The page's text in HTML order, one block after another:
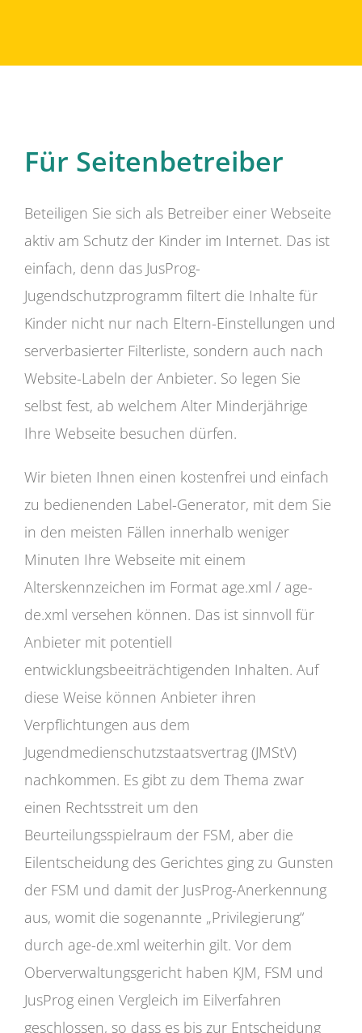
Für Seitenbetreiber
Beteiligen Sie sich als Betreiber einer Webseite
aktiv am Schutz der Kinder im Internet. Das ist
einfach, denn das JusProg-
Jugendschutzprogramm filtert die Inhalte für
Kinder nicht nur nach Eltern-Einstellungen und
serverbasierter Filterliste, sondern auch nach
Website-Labeln der Anbieter. So legen Sie
selbst fest, ab welchem Alter Minderjährige
Ihre Webseite besuchen dürfen.
Wir bieten Ihnen einen kostenfrei und einfach
zu bedienenden Label-Generator, mit dem Sie
in den meisten Fällen innerhalb weniger
Minuten Ihre Webseite mit einem
Alterskennzeichen im Format age.xml / age-
de.xml versehen können. Das ist sinnvoll für
Anbieter mit potentiell
entwicklungsbeeiträchtigenden Inhalten. Auf
diese Weise können Anbieter ihren
Verpflichtungen aus dem
Jugendmedienschutzstaatsvertrag (JMStV)
nachkommen. Es gibt zu dem Thema zwar
einen Rechtsstreit um den
Beurteilungsspielraum der FSM, aber die
Eilentscheidung des Gerichtes ging zu Gunsten
der FSM und damit der JusProg-Anerkennung
aus, womit die sogenannte „Privilegierung“
durch age-de.xml weiterhin gilt. Vor dem
Oberverwaltungsgericht haben KJM, FSM und
JusProg einen Vergleich im Eilverfahren
geschlossen, so dass es bis zur Entscheidung